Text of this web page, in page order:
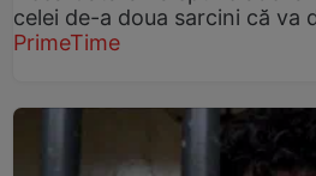
celei de-a doua sarcini că va
PrimeTime